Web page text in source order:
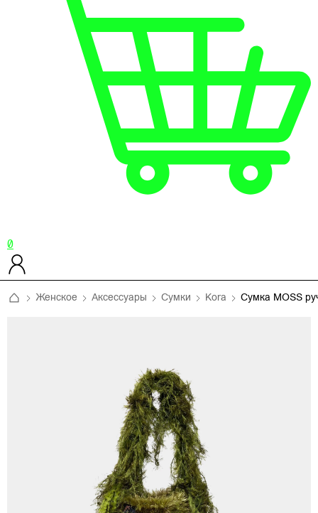
0
Женское Аксессуары Сумки Kora Сумка MOSS